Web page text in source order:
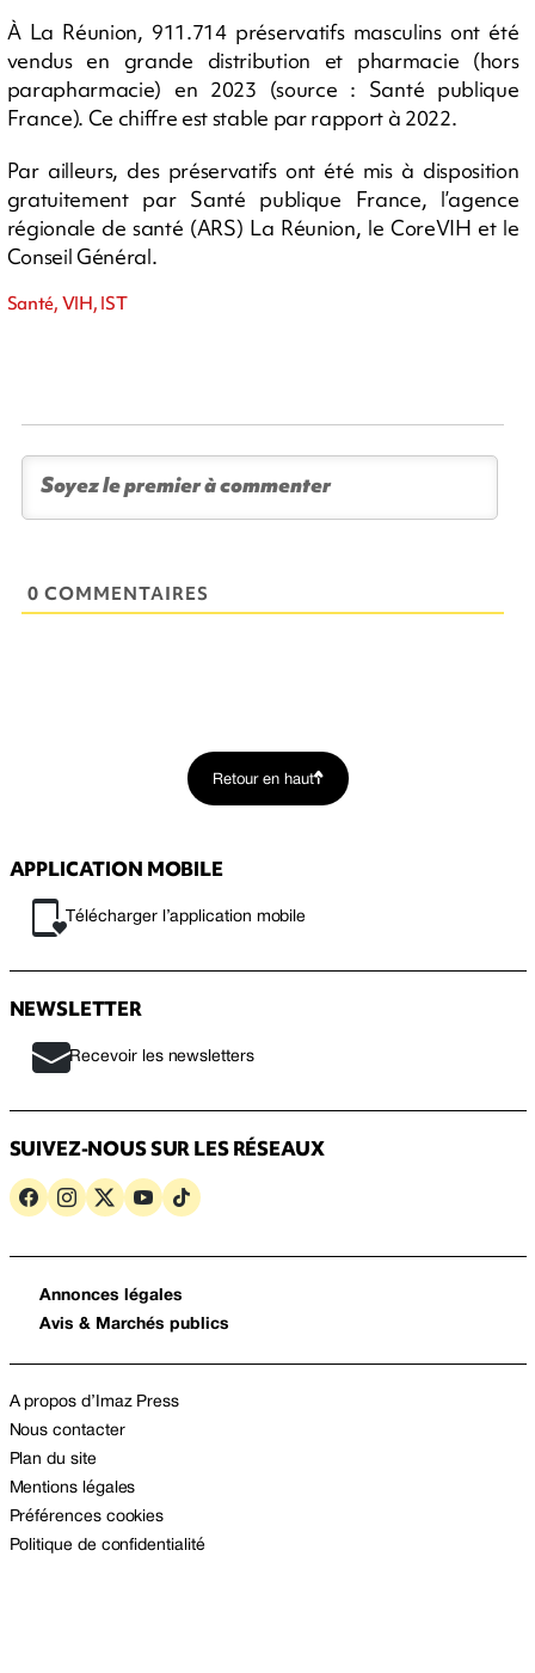
À La Réunion, 911.714 préservatifs masculins ont été
vendus en grande distribution et pharmacie (hors
parapharmacie) en 2023 (source : Santé publique
France). Ce chiffre est stable par rapport à 2022.
Par ailleurs, des préservatifs ont été mis à disposition
gratuitement par Santé publique France, l’agence
régionale de santé (ARS) La Réunion, le CoreVIH et le
Conseil Général.
Santé, VIH, IST
0 COMMENTAIRES
Retour en haut
APPLICATION MOBILE
Télécharger l’application mobile
NEWSLETTER
Recevoir les newsletters
SUIVEZ-NOUS SUR LES RÉSEAUX
Annonces légales
Avis & Marchés publics
A propos d’Imaz Press
Nous contacter
Plan du site
Mentions légales
Préférences cookies
Politique de confidentialité